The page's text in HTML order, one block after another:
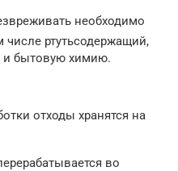
необходимо
ртутьсодержащий,
и бытовую химию.
отходы хранятся на
во